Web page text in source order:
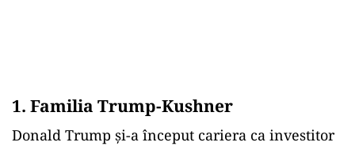
1. Familia Trump-Kushner
Donald Trump și-a început cariera ca investitor